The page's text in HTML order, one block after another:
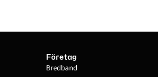
Företag
Bredband